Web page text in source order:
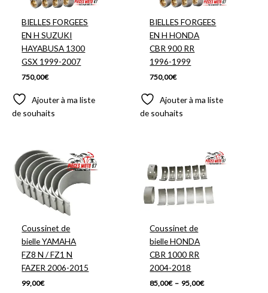
BIELLES FORGEES
EN H SUZUKI
HAYABUSA 1300
GSX 1999-2007
750,00€
Ajouter à ma liste
de souhaits
BIELLES FORGEES
EN H HONDA
CBR 900 RR
1996-1999
750,00€
Ajouter à ma liste
de souhaits
Coussinet de
bielle YAMAHA
FZ8 N / FZ1 N
FAZER 2006-2015
99,00€
Coussinet de
bielle HONDA
CBR 1000 RR
2004-2018
85,00€ – 95,00€
Plage
de
prix :
à
95,00€